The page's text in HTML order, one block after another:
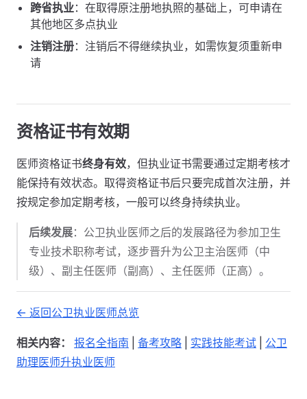
跨省执业：在取得原注册地执照的基础上，可申请在
其他地区多点执业
注销注册：注销后不得继续执业，如需恢复须重新申
请
资格证书有效期
医师资格证书终身有效，但执业证书需要通过定期考核才
能保持有效状态。取得资格证书后只要完成首次注册，并
按规定参加定期考核，一般可以终身持续执业。
后续发展：公卫执业医师之后的发展路径为参加卫生
专业技术职称考试，逐步晋升为公卫主治医师（中
级）、副主任医师（副高）、主任医师（正高）。
<- 返回公卫执业医师总览
相关内容： 报名全指南 备考攻略 实践技能考试
公卫
助理医师升执业医师